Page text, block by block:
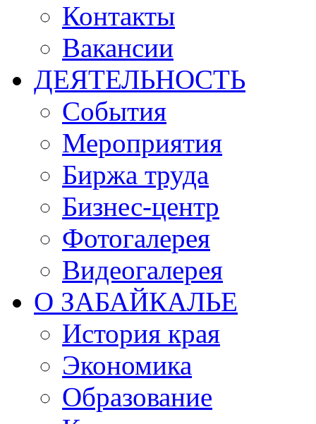
Контакты
Вакансии
ДЕЯТЕЛЬНОСТЬ
События
Мероприятия
Биржа труда
Бизнес-центр
Фотогалерея
Видеогалерея
О ЗАБАЙКАЛЬЕ
История края
Экономика
Образование